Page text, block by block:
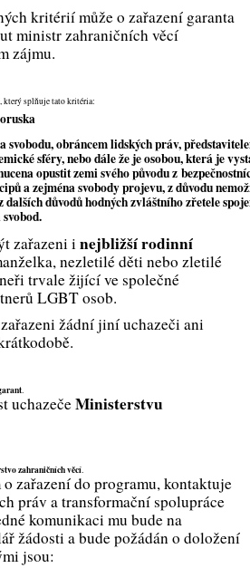
kritérií může o zařazení garanta
ministr zahraničních věcí
zájmu.
, který splňuje tato kritéria:
svobodu, obráncem lidských práv,
sféry, nebo dále že je osobou, která je
opustit zemi svého původu z
a zejména svobody projevu, z důvodu
dalších důvodů hodných zvláštního zřetele
zařazeni inejbližší rodinní
nezletilé děti nebo zletilé
trvale žijící ve společné
LGBT osob.
žádní jiní uchazeči ani
.
uchazečeMinisterstvu
zahraničních věcí.
zařazení do programu, kontaktuje
práv a transformační spolupráce
komunikaci mu bude na
žádosti a bude požádán o doložení
jsou: